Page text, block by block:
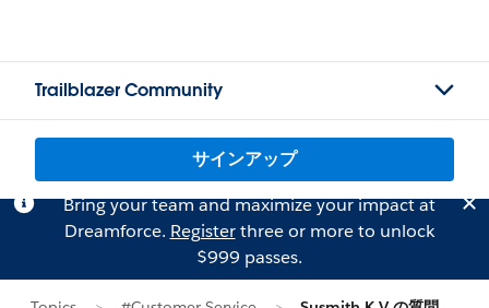
Trailblazer Community
サインアップ
Bring your team and maximize your impact at
Dreamforce. Registerthree or more to unlock
$999 passes.